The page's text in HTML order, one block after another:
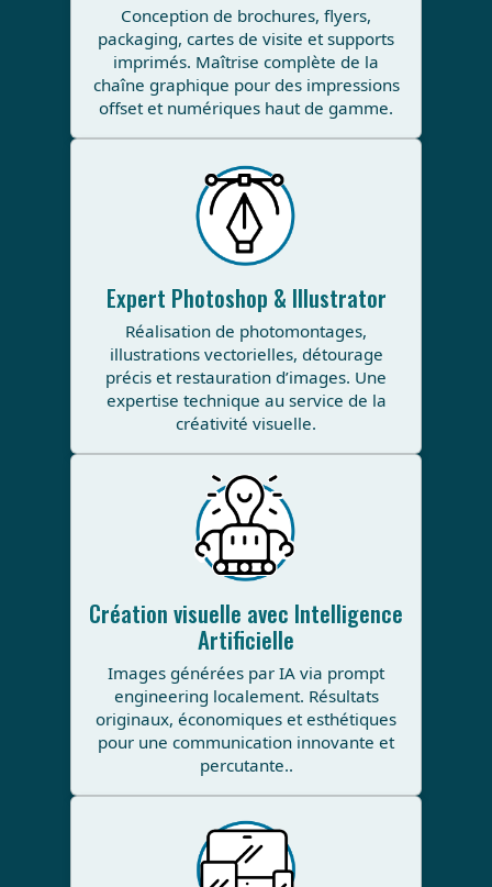
Conception de brochures, flyers,
packaging, cartes de visite et supports
imprimés. Maîtrise complète de la
chaîne graphique pour des impressions
offset et numériques haut de gamme.
Expert Photoshop & Illustrator
Réalisation de photomontages,
illustrations vectorielles, détourage
précis et restauration d’images. Une
expertise technique au service de la
créativité visuelle.
Création visuelle avec Intelligence
Artificielle
Images générées par IA via prompt
engineering localement. Résultats
originaux, économiques et esthétiques
pour une communication innovante et
percutante..